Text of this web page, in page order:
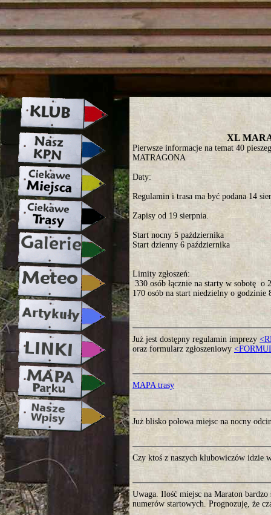
strona w naprawie zapraszamy
XL
Pierwsze informacje na temat 40
MATRAGONA
Daty:
Regulamin i trasa ma być podana 14
Zapisy od 19 sierpnia.
Start nocny 5 października
Start dzienny 6 października
Limity zgłoszeń:
330 osób łącznie na starty w sobotę o
170 osób na start niedzielny o godzinie
Już jest dostępny regulamin imprezy
oraz formularz zgłoszeniowy
MAPA trasy
Już blisko połowa miejsc na nocny
Czy ktoś z naszych klubowiczów idzie
Uwaga. Ilość miejsc na Maraton
numerów startowych. Prognozuję, że